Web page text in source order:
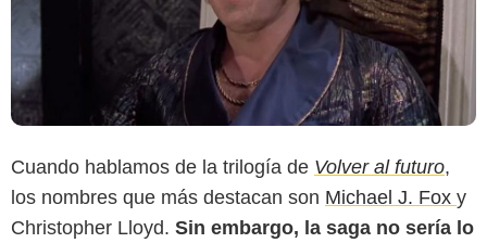
Cuando hablamos de la trilogía de Volver al futuro,
los nombres que más destacan son Michael J. Fox y
Christopher Lloyd. Sin embargo, la saga no sería lo